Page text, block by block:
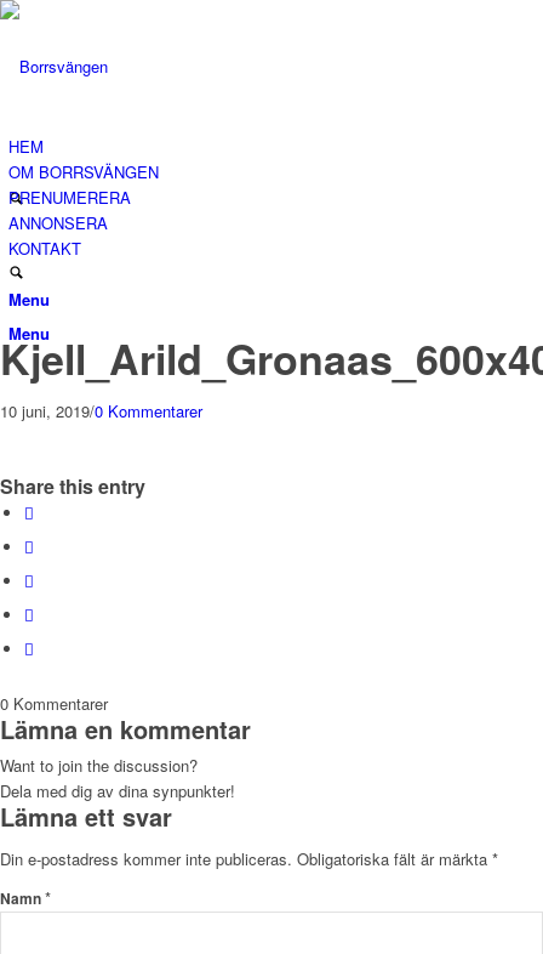
Menu
HEM
OM BORRSVÄNGEN
PRENUMERERA
ANNONSERA
KONTAKT
Menu
10 juni, 2019/0 Kommentarer
Share this entry
0 Kommentarer
Lämna en kommentar
Want to join the discussion?
Dela med dig av dina synpunkter!
Lämna ett svar
Din e-postadress kommer inte publiceras. Obligatoriska fält är märkta *
Namn*